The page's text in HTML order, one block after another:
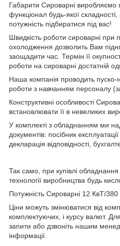
Габарити Сироварні виробляємо
функціонал будь-якої
потужність підбиратися під вас!
Швидкість роботи сироварні при
охолодження дозволить Вам
заощадити час. Термін її
роботи на сироварні достатній
Наша компанія проводить пуско-
роботи з навчанням персоналу
Конструктивні особливості
встановлювати її в невеликих
У комплекті з обладнанням ми
документів: посібник
декларація відповідності,
Так само, при купівлі
технології виробництва будь
Потужність Сироварні 12 КвТ/380
Ціни можуть змінюватися від
комплектуючих, і курсу валют.
запити або дзвоніть нашим
інформації.